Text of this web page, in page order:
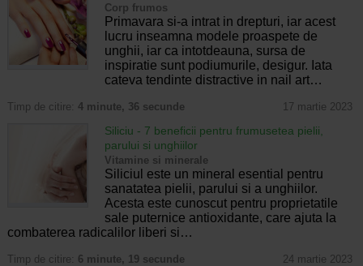
Corp frumos
Primavara si-a intrat in drepturi, iar acest
lucru inseamna modele proaspete de
unghii, iar ca intotdeauna, sursa de
inspiratie sunt podiumurile, desigur. Iata
cateva tendinte distractive in nail art…
Timp de citire: 4 minute, 36 secunde 17 martie 2023
Siliciu - 7 beneficii pentru frumusetea pielii,
parului si unghiilor
Vitamine si minerale
Siliciul este un mineral esential pentru
sanatatea pielii, parului si a unghiilor.
Acesta este cunoscut pentru proprietatile
sale puternice antioxidante, care ajuta la
combaterea radicalilor liberi si…
Timp de citire: 6 minute, 19 secunde 24 martie 2023